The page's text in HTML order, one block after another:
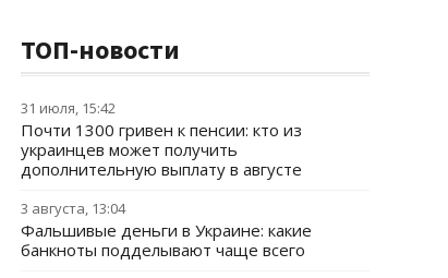
ТОП-новости
31 июля, 15:42
Почти 1300 гривен к пенсии: кто из
украинцев может получить
дополнительную выплату в августе
3 августа, 13:04
Фальшивые деньги в Украине: какие
банкноты подделывают чаще всего